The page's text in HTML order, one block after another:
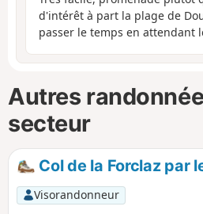
d'intérêt à part la plage de
passer le temps en attendant
Autres
secteur
Col de la Forclaz par
Visorandonneur